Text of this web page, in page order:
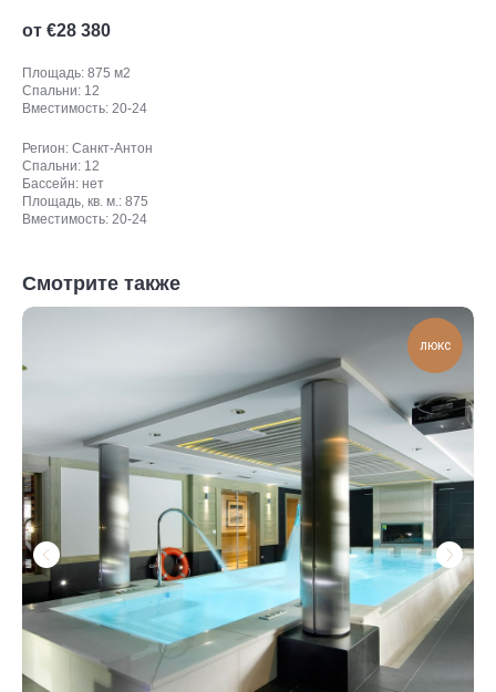
от €28 380
Площадь: 875 м2
Спальни: 12
Вместимость: 20-24
Регион: Санкт-Антон
Спальни: 12
Бассейн: нет
Площадь, кв. м.: 875
Вместимость: 20-24
Смотрите также
люкс